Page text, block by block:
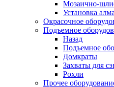
Мозаично-
Установка
Окрасочное
Подъемное
Назад
Подъемное
Домкраты
Захваты для
Рохли
Прочее